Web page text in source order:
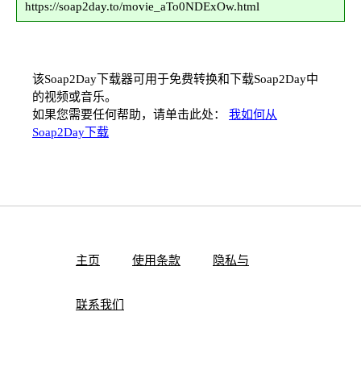
https://soap2day.to/movie_aTo0NDExOw.html
该Soap2Day下载器可用于免费转换和下载Soap2Day中
的视频或音乐。
如果您需要任何帮助，请单击此处： 我如何从
Soap2Day下载
主页 使用条款 隐私与
联系我们